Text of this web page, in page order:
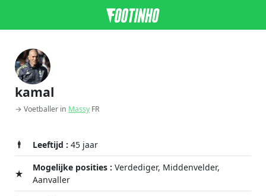
kamal
→ Voetballer in Massy FR
Leeftijd : 45 jaar
Mogelijke posities : Verdediger, Middenvelder,
Aanvaller